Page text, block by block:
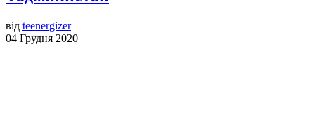
від teenergizer
04 Грудня 2020